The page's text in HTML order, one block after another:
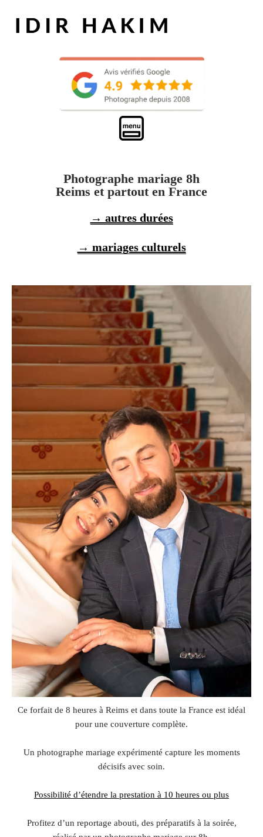
Photographe mariage 8h
Reims et partout en France
→ autres durées
→ mariages culturels
Ce forfait de 8 heures à Reims et dans toute la France est idéal
pour une couverture complète.
Un photographe mariage expérimenté capture les moments
décisifs avec soin.
Possibilité d’étendre la prestation à 10 heures ou plus
Profitez d’un reportage abouti, des préparatifs à la soirée,